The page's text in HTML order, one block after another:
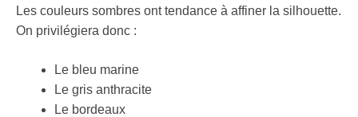
Les couleurs sombres ont tendance à affiner la silhouette.
On privilégiera donc :
Le bleu marine
Le gris anthracite
Le bordeaux